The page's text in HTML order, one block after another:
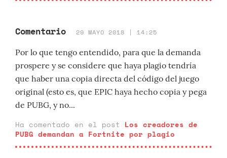
Comentario 29 MAYO 2018 | 14:25
Por lo que tengo entendido, para que la demanda
prospere y se considere que haya plagio tendría
que haber una copia directa del código del juego
original (esto es, que EPIC haya hecho copia y pega
de PUBG, y no...
Ha comentado en el post Los creadores de
PUBG demandan a Fortnite por plagio